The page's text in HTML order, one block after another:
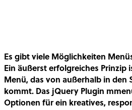
Es gibt viele Möglichkeiten
Ein äußerst erfolgreiches Prinzip
Menü, das von außerhalb in den
kommt. Das jQuery Plugin
Optionen für ein kreatives,